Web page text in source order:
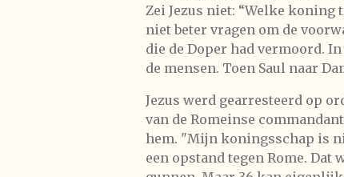
Zei Jezus niet: “Welke koning
niet beter vragen om de
die de Doper had vermoord.
de mensen. Toen Saul naar
Jezus werd gearresteerd op
van de Romeinse
hem. "Mijn koningsschap is
een opstand tegen Rome. Dat